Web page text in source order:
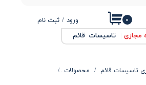
ورود / ثبت نام ۰
مجازی تاسیسات قائم
تاسیسات قائم محصولات